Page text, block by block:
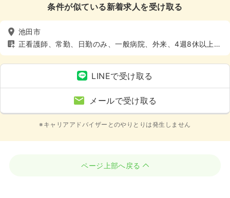
条件が似ている新着求人を受け取る
池田市
正看護師、常勤、日勤のみ、一般病院、外来、4週8休以上、
土日休み
LINEで受け取る
メールで受け取る
※キャリアアドバイザーとのやりとりは発生しません
ページ上部へ戻る